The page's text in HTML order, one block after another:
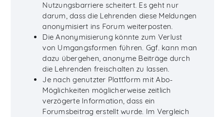
Nutzungsbarriere scheitert. Es geht nur
darum, dass die Lehrenden diese Meldungen
anonymisiert ins Forum weiterposten.
Die Anonymisierung könnte zum Verlust
von Umgangsformen führen. Ggf. kann man
dazu übergehen, anonyme Beiträge durch
die Lehrenden freischalten zu lassen.
Je nach genutzter Plattform mit Abo-
Möglichkeiten möglicherweise zeitlich
verzögerte Information, dass ein
Forumsbeitrag erstellt wurde. Im Vergleich